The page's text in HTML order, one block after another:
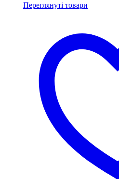
Переглянуті товари